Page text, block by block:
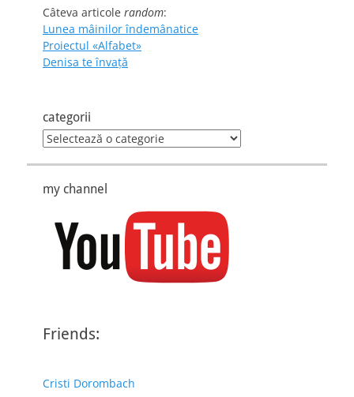
Câteva articole random:
Lunea mâinilor îndemânatice
Proiectul «Alfabet»
Denisa te învaţă
categorii
categorii
my channel
Friends:
Cristi Dorombach